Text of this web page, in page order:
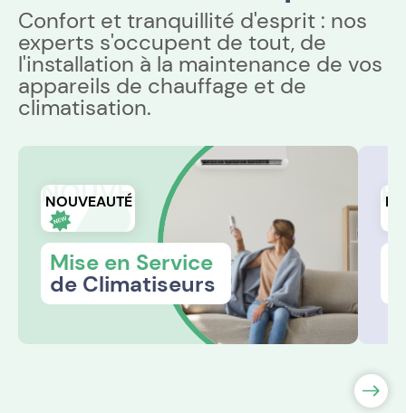
Confort et tranquillité d'esprit : nos
experts s'occupent de tout, de
l'installation à la maintenance de vos
appareils de chauffage et de
climatisation.
NOUVEAUTÉ
NOUVEAUTÉ
Mise en Service
de Climatiseurs